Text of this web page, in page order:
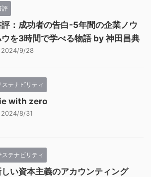
評
：成功者の告白-5年間の企業ノウ
を3時間で学べる物語 by 神田昌典
2024/9/28
ステナビリティ
with zero
2024/8/31
ステナビリティ
い資本主義のアカウンティング